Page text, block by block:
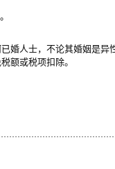
婚人士，不论其婚姻是
额或税项扣除。